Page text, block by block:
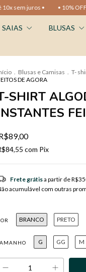
• 10% OFF na primeira
SAIAS
BLUSAS
. Blusas e Camisas . T-
DE AGORA
SHIRT
com Pix
Frete grátisa partir de
acumulável com outras
BRANCO PRETO
G GG M